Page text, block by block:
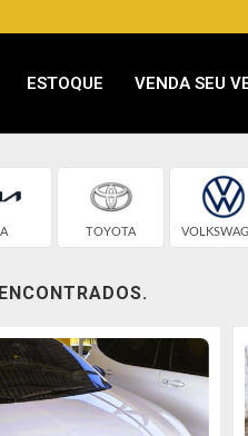
ESTOQUE VENDA SEU
TOYOTA